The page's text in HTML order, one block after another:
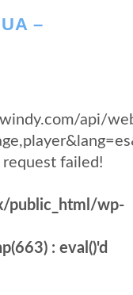
–
api/
request failed!
public_html/wp-
: eval()'d